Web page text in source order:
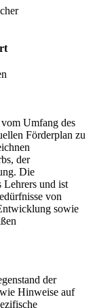
Umfang des
Förderplan zu
der
Die
Lehrers und ist
von
sowie
der
Hinweise auf